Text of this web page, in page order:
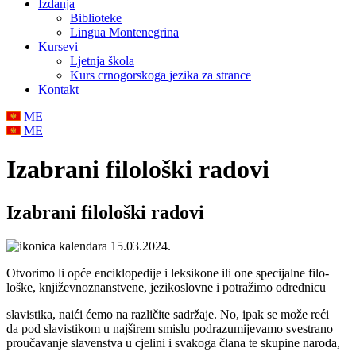
Izdanja
Biblioteke
Lingua Montenegrina
Kursevi
Ljetnja škola
Kurs crnogorskoga jezika za strance
Kontakt
ME
ME
Izabrani filološki radovi
Izabrani filološki radovi
15.03.2024.
Otvorimo li opće enciklopedije i leksikone ili one specijalne filo-
loške, književnoznanstvene, jezikoslovne i potražimo odrednicu
slavistika, naići ćemo na različite sadržaje. No, ipak se može reći
da pod slavistikom u najširem smislu podrazumijevamo svestrano
proučavanje slavenstva u cjelini i svakoga člana te skupine naroda,